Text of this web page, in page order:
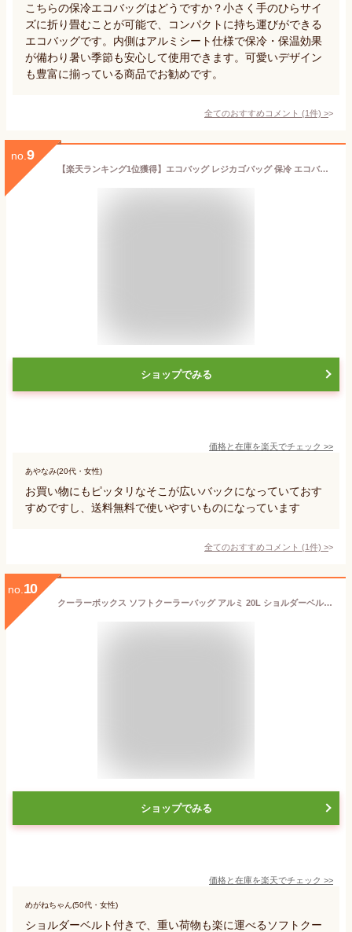
こちらの保冷エコバッグはどうですか？小さく手のひらサイ
ズに折り畳むことが可能で、コンパクトに持ち運びができる
エコバッグです。内側はアルミシート仕様で保冷・保温効果
が備わり暑い季節も安心して使用できます。可愛いデザイン
も豊富に揃っている商品でお勧めです。
全てのおすすめコメント (1件) >
no. 9
【楽天ランキング1位獲得】エコバッグ レジカゴバッグ 保冷 エコバッグ 保冷 折りたたみ レジカゴ 保冷 大容量 たためる 保冷バッグ 買い物かごバッグ ショッピングバッグ ／保冷できるレジかご用バッグ yrh／bon moment ボンモマン【送料無料】
ショップでみる
価格と在庫を楽天でチェック >>
あやなみ(20代・女性)
お買い物にもピッタリなそこが広いバックになっていておす
すめですし、送料無料で使いやすいものになっています
全てのおすすめコメント (1件) >
no. 10
クーラーボックス ソフトクーラーバッグ アルミ 20L ショルダーベルト付き （ 保冷バッグ クーラーバッグ 保冷 バッグ ソフトタイプ コンパクト 20リットル クーラーBOX 保冷ランチバッグ ポケット付き 折りたたみ ボックスタイプ ） 【39ショップ】
ショップでみる
価格と在庫を楽天でチェック >>
めがねちゃん(50代・女性)
ショルダーベルト付きで、重い荷物も楽に運べるソフトクー